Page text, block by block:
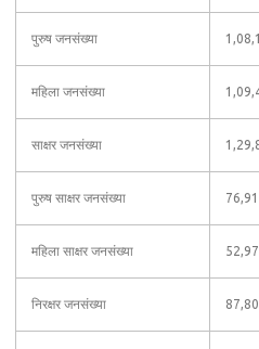
पुरुष जनसंख्या
महिला जनसंख्या
साक्षर जनसंख्या
पुरुष साक्षर जनसंख्या
महिला साक्षर जनसंख्या
निरक्षर जनसंख्या